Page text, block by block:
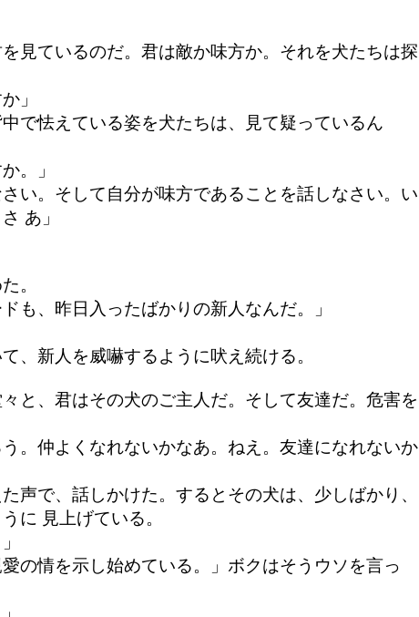
見ているのだ。君は敵か味方か。それを犬たちは探
」
で怯えている姿を犬たちは、見て疑っているん
。」
い。そして自分が味方であることを話しなさい。い
あ」
。
も、昨日入ったばかりの新人なんだ。」
、新人を威嚇するように吠え続ける。
と、君はその犬のご主人だ。そして友達だ。危害を
。仲よくなれないかなあ。ねえ。友達になれないか
声で、話しかけた。するとその犬は、少しばかり、
に 見上げている。
の情を示し始めている。」ボクはそうウソを言っ